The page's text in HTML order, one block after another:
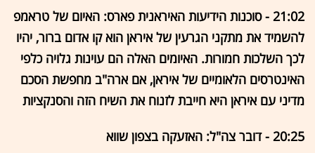
21:02 - סוכנות הידיעות האיראנית פארס: האיום של טראמפ
להשמיד את מתקני הגרעין של איראן הוא קו אדום ברור, יהיו
לכך השלכות חמורות. האיומים האלה הם עוינות גלויה כלפי
האינטרסים הלאומיים של איראן, אם ארה"ב מחפשת הסכם
מדיני עם איראן היא חייבת לזנוח את השיח הזה והסנקציות
20:25 - דובר צה"ל: האזעקה בצפון שווא